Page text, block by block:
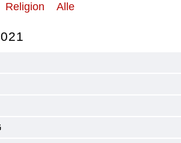
Religion Alle